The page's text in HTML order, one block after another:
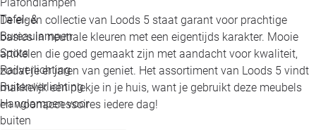
Tafel- &
Bureaulampen
Spots
Railverlichting
Buitenverlichting
Hanglampen voor
buiten
De eigen collectie van Loods 5 staat garant voor prachtige
basics in neutrale kleuren met een eigentijds karakter. Mooie
artikelen die goed gemaakt zijn met aandacht voor kwaliteit,
zodat je er jaren van geniet. Het assortiment van Loods 5 vindt
makkelijk een plekje in je huis, want je gebruikt deze meubels
en woonaccessoires iedere dag!